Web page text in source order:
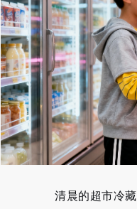
清晨的超市冷